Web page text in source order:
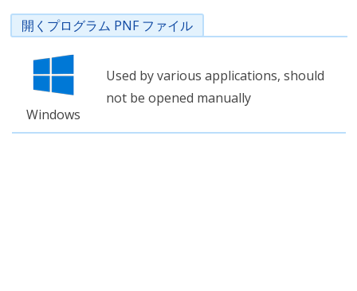
開くプログラム PNF ファイル
Windows
Used by various applications, should
not be opened manually